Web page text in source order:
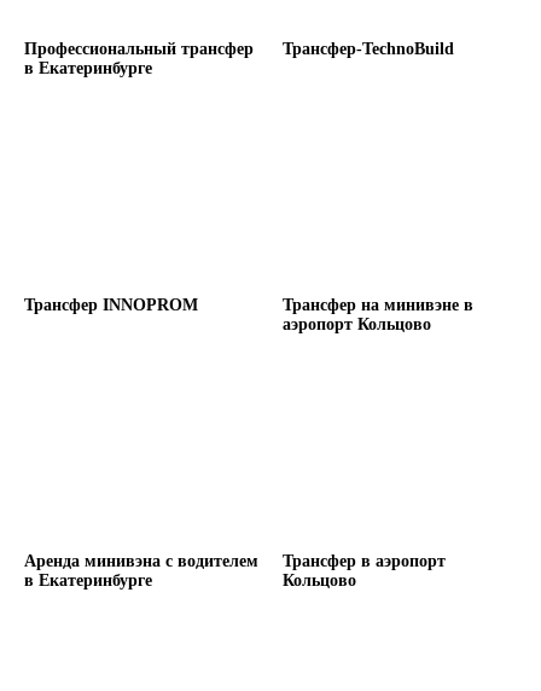
Профессиональный трансфер
в Екатеринбурге
Трансфер-TechnoBuild
Трансфер INNOPROM
Трансфер на минивэне в
аэропорт Кольцово
Аренда минивэна с водителем
в Екатеринбурге
Трансфер в аэропорт
Кольцово